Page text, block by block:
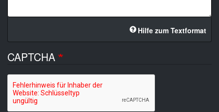
Hilfe zum Textformat
CAPTCHA